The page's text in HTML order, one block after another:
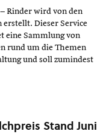
Rinder wird von den
Dieser Service
eine Sammlung von
rund um die Themen
und soll zumindest
Stand Juni